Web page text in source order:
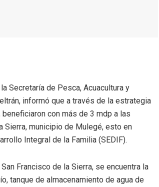
Secretaría de Pesca, Acuacultura y
informó que a través de la estrategia
con más de 3 mdp a las
Sierra, municipio de Mulegé, esto en
Integral de la Familia (SEDIF).
Francisco de la Sierra, se encuentra la
tanque de almacenamiento de agua de